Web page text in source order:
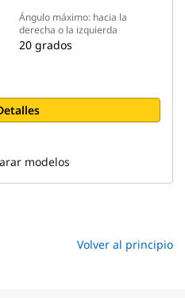
Ángulo máximo: hacia la
derecha o la izquierda
20 grados
modelos
Volver al principio